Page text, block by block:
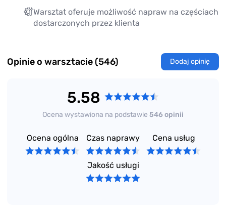
Warsztat oferuje możliwość napraw na częściach
dostarczonych przez klienta
Opinie o warsztacie (546) Dodaj opinię
5.58
Ocena wystawiona na podstawie 546 opinii
Ocena ogólna Czas naprawy Cena usług
Jakość usługi